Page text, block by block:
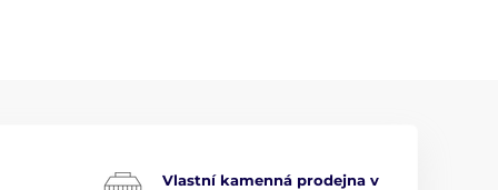
Vlastní kamenná prodejna v